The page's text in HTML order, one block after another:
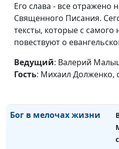
Его слава - все отражено
Священного Писания.
тексты, которые с самого
повествуют о
Ведущий: Валерий
Гость: Михаил Долженко,
В погоне за счастьем
Чудеса Божьи. Где они?
Бог в мелочах жизни